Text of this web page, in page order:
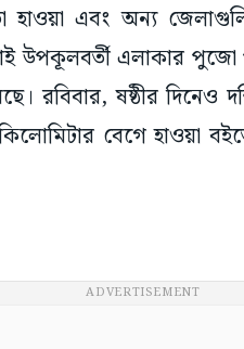
হাওয়া এবং অন্য
উপকূলবর্তী এলাকার
রবিবার, ষষ্ঠীর দিনেও
বেগে হাওয়া
ADVERTISEMENT